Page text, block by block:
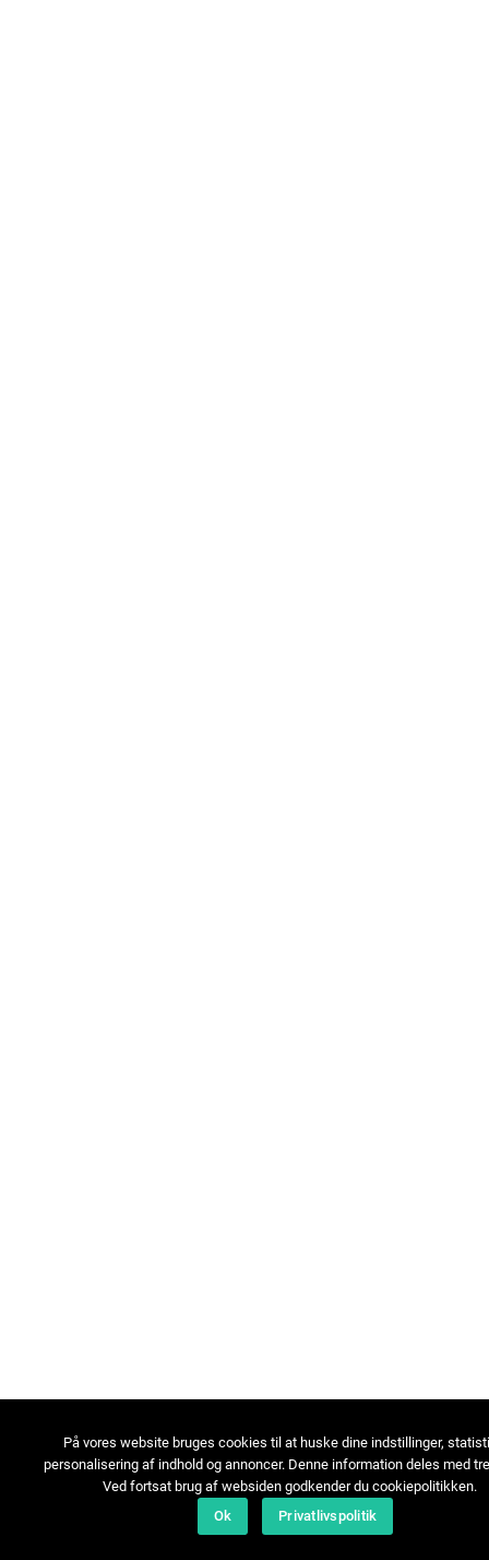
På vores website bruges cookies til at huske dine indstillinger,
personalisering af indhold og annoncer. Denne information deles med
Ved fortsat brug af websiden godkender du cookiepolitikken.
Ok
Privatlivspolitik